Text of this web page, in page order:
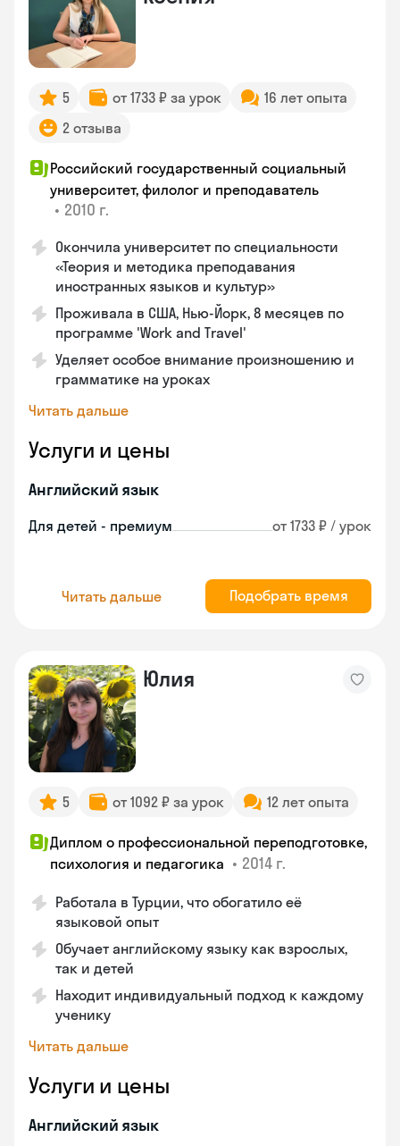
5 от 1733 ₽ за урок
16 лет опыта
2 отзыва
Российский государственный социальный
университет, филолог и преподаватель
• 2010 г.
Окончила университет по специальности
«Теория и методика преподавания
иностранных языков и культур»
Проживала в США, Нью-Йорк, 8 месяцев по
программе 'Work and Travel'
Уделяет особое внимание произношению и
грамматике на уроках
Читать дальше
Услуги и цены
Английский язык
Для детей - премиум от 1733 ₽ / урок
Читать дальше Подобрать время
Юлия
5 от 1092 ₽ за урок 12 лет опыта
Диплом о профессиональной переподготовке,
психология и педагогика • 2014 г.
Работала в Турции, что обогатило её
языковой опыт
Обучает английскому языку как взрослых,
так и детей
Находит индивидуальный подход к каждому
ученику
Читать дальше
Услуги и цены
Английский язык